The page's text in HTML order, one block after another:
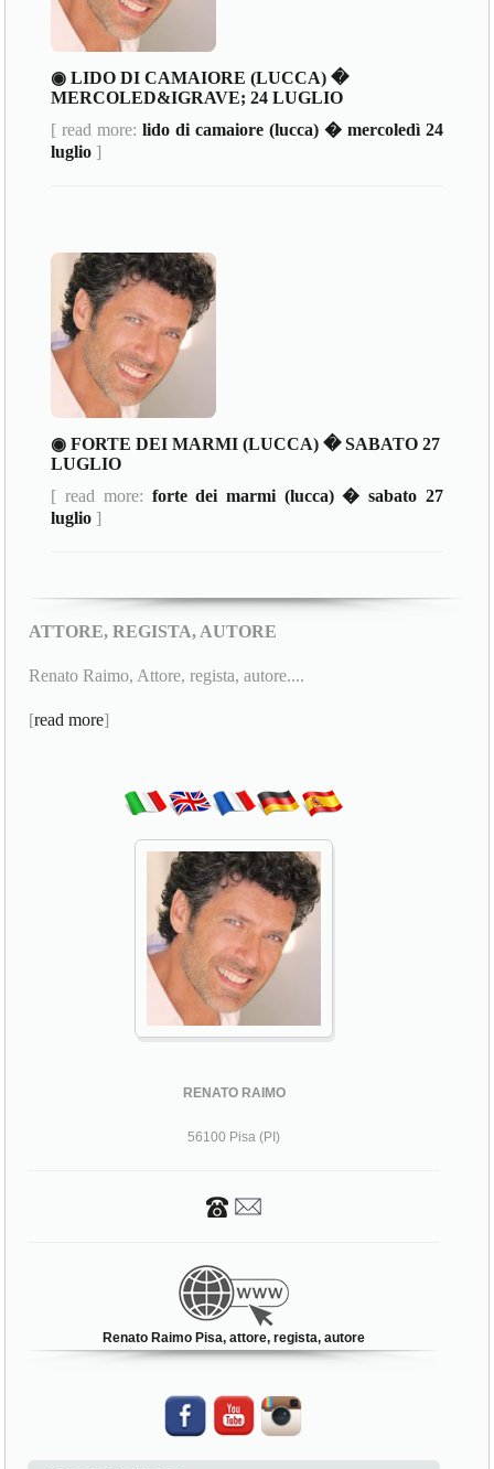
◉ LIDO DI CAMAIORE (LUCCA) �
MERCOLED&IGRAVE; 24 LUGLIO
[ read more:lido di camaiore (lucca) � mercoledì 24
luglio ]
◉ FORTE DEI MARMI (LUCCA) � SABATO 27
LUGLIO
[ read more: forte dei marmi (lucca) � sabato 27
luglio ]
ATTORE, REGISTA, AUTORE
Renato Raimo, Attore, regista, autore....
[read more]
RENATO RAIMO
56100 Pisa (PI)
Renato Raimo Pisa, attore, regista, autore